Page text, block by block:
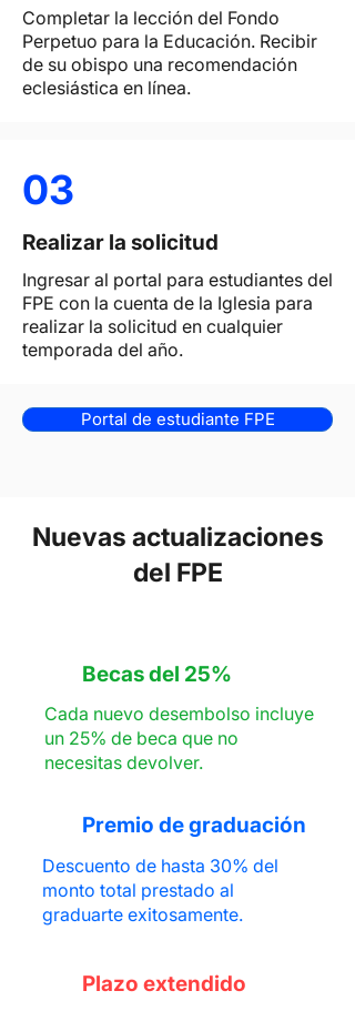
Completar la lección del Fondo
Perpetuo para la Educación. Recibir
de su obispo una recomendación
eclesiástica en línea.
03
Realizar la solicitud
Ingresar al portal para estudiantes del
FPE con la cuenta de la Iglesia para
realizar la solicitud en cualquier
temporada del año.
Portal de estudiante FPE
Nuevas actualizaciones
del FPE
Becas del 25%
Cada nuevo desembolso incluye
un 25% de beca que no
necesitas devolver.
Premio de graduación
Descuento de hasta 30% del
monto total prestado al
graduarte exitosamente.
Plazo extendido